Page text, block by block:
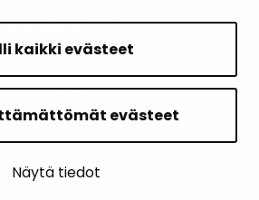
kaikki evästeet
evästeet
Näytä tiedot
ALKUUN
Intranet
Ilmoituskanava
Sivukartta